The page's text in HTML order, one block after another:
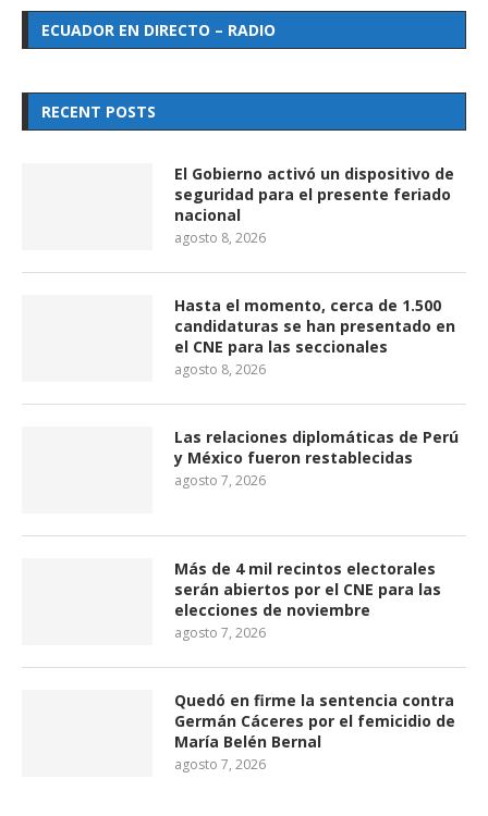
ECUADOR EN DIRECTO – RADIO
RECENT POSTS
El Gobierno activó un dispositivo de
seguridad para el presente feriado
nacional
agosto 8, 2026
Hasta el momento, cerca de 1.500
candidaturas se han presentado en
el CNE para las seccionales
agosto 8, 2026
Las relaciones diplomáticas de Perú
y México fueron restablecidas
agosto 7, 2026
Más de 4 mil recintos electorales
serán abiertos por el CNE para las
elecciones de noviembre
agosto 7, 2026
Quedó en firme la sentencia contra
Germán Cáceres por el femicidio de
María Belén Bernal
agosto 7, 2026